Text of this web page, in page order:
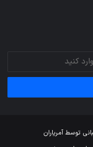
توسطآمریاران